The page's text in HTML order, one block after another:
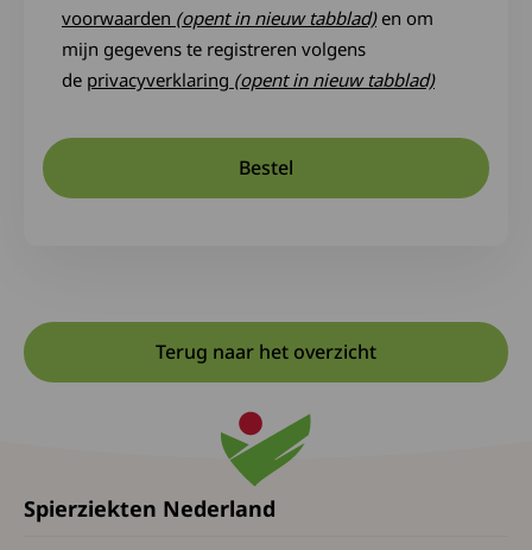
voorwaarden (opent in nieuw tabblad)en om
mijn gegevens te registreren volgens
de privacyverklaring (opent in nieuw tabblad)
Bestel
Terug naar het overzicht
Spierziekten Nederland